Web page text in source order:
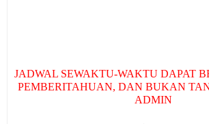
JADWAL SEWAKTU-WAKTU DAPAT
PEMBERITAHUAN, DAN BUKAN
ADMIN